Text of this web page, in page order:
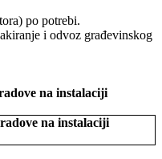
po potrebi.
i odvoz građevinskog
na instalaciji